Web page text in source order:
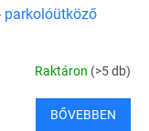
parkolóütköző
Raktáron (>5 db)
BŐVEBBEN